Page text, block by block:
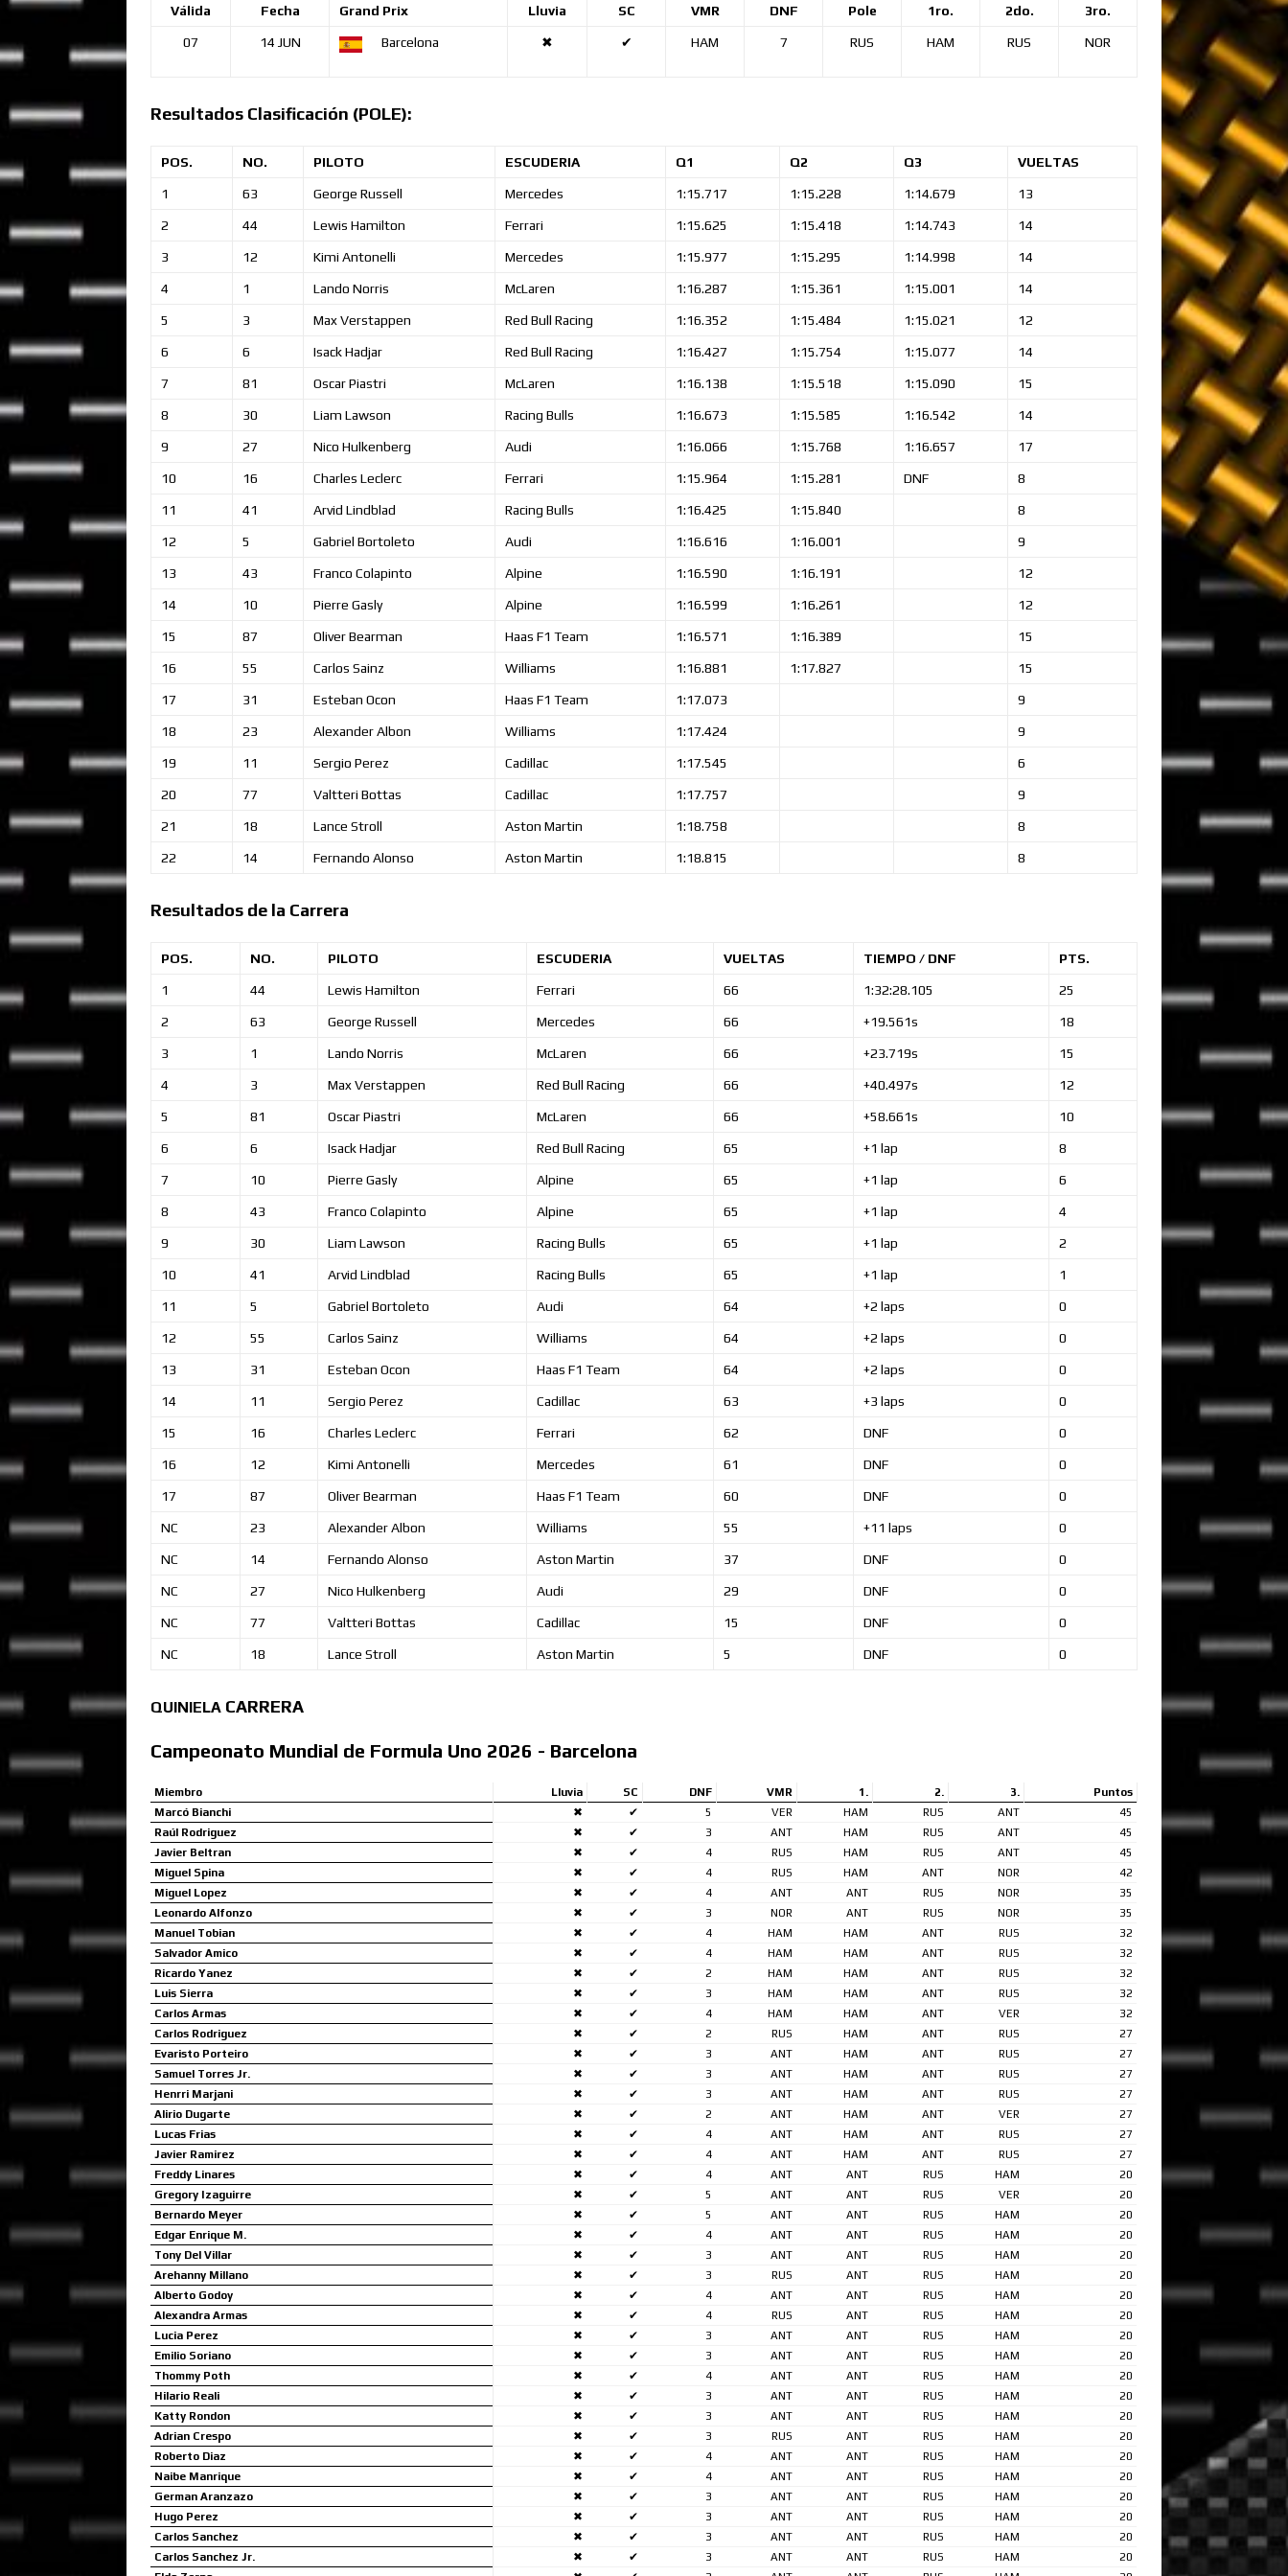
Válida Fecha Grand Prix Lluvia SC VMR DNF Pole 1ro. 2do. 3ro.
07 14 JUN Barcelona ✖ ✔ HAM 7 RUS HAM RUS NOR
Resultados Clasificación (POLE):
POS. NO. PILOTO ESCUDERIA Q1 Q2 Q3 VUELTAS
1 63 George Russell Mercedes 1:15.717 1:15.228 1:14.679 13
2 44 Lewis Hamilton Ferrari 1:15.625 1:15.418 1:14.743 14
3 12 Kimi Antonelli Mercedes 1:15.977 1:15.295 1:14.998 14
4 1 Lando Norris McLaren 1:16.287 1:15.361 1:15.001 14
5 3 MaxVerstappen Red Bull Racing 1:16.352 1:15.484 1:15.021 12
6 6 IsackHadjar Red Bull Racing 1:16.427 1:15.754 1:15.077 14
7 81 OscarPiastri McLaren 1:16.138 1:15.518 1:15.090 15
8 30 Liam Lawson Racing Bulls 1:16.673 1:15.585 1:16.542 14
9 27 Nico Hulkenberg Audi 1:16.066 1:15.768 1:16.657 17
10 16 Charles Leclerc Ferrari 1:15.964 1:15.281 DNF 8
11 41 Arvid Lindblad Racing Bulls 1:16.425 1:15.840 8
12 5 Gabriel Bortoleto Audi 1:16.616 1:16.001 9
13 43 Franco Colapinto Alpine 1:16.590 1:16.191 12
14 10 Pierre Gasly Alpine 1:16.599 1:16.261 12
15 87 OliverBearman Haas F1 Team 1:16.571 1:16.389 15
16 55 Carlos Sainz Williams 1:16.881 1:17.827 15
17 31 Esteban Ocon Haas F1 Team 1:17.073 9
18 23 AlexanderAlbon Williams 1:17.424 9
19 11 Sergio Perez Cadillac 1:17.545 6
20 77 Valtteri Bottas Cadillac 1:17.757 9
21 18 Lance Stroll Aston Martin 1:18.758 8
22 14 Fernando Alonso Aston Martin 1:18.815 8
Resultados de la Carrera
POS. NO. PILOTO ESCUDERIA VUELTAS TIEMPO / DNF PTS.
1 44 Lewis Hamilton Ferrari 66 1:32:28.105 25
2 63 George Russell Mercedes 66 +19.561s 18
3 1 Lando Norris McLaren 66 +23.719s 15
4 3 MaxVerstappen Red Bull Racing 66 +40.497s 12
5 81 OscarPiastri McLaren 66 +58.661s 10
6 6 IsackHadjar Red Bull Racing 65 +1 lap 8
7 10 Pierre Gasly Alpine 65 +1 lap 6
8 43 Franco Colapinto Alpine 65 +1 lap 4
9 30 Liam Lawson Racing Bulls 65 +1 lap 2
10 41 Arvid Lindblad Racing Bulls 65 +1 lap 1
11 5 Gabriel Bortoleto Audi 64 +2 laps 0
12 55 Carlos Sainz Williams 64 +2 laps 0
13 31 Esteban Ocon Haas F1 Team 64 +2 laps 0
14 11 Sergio Perez Cadillac 63 +3 laps 0
15 16 Charles Leclerc Ferrari 62 DNF 0
16 12 Kimi Antonelli Mercedes 61 DNF 0
17 87 OliverBearman Haas F1 Team 60 DNF 0
NC 23 AlexanderAlbon Williams 55 +11 laps 0
NC 14 Fernando Alonso Aston Martin 37 DNF 0
NC 27 Nico Hulkenberg Audi 29 DNF 0
NC 77 Valtteri Bottas Cadillac 15 DNF 0
NC 18 Lance Stroll Aston Martin 5 DNF 0
QUINIELA CARRERA
Campeonato Mundial de Formula Uno 2026 - Barcelona
Miembro Lluvia SC DNF VMR 1. 2. 3.
Puntos
Marcó Bianchi
✖ ✔ 5 VER HAM RUS ANT
45
Raúl Rodriguez
✖ ✔ 3 ANT HAM RUS ANT
45
Javier Beltran
✖ ✔ 4 RUS HAM RUS ANT
45
Miguel Spina
✖ ✔ 4 RUS HAM ANT NOR
42
Miguel Lopez
✖ ✔ 4 ANT ANT RUS NOR
35
Leonardo Alfonzo
✖ ✔ 3 NOR ANT RUS NOR
35
Manuel Tobian
✖ ✔ 4 HAM HAM ANT RUS
32
Salvador Amico
✖ ✔ 4 HAM HAM ANT RUS
32
Ricardo Yanez
✖ ✔ 2 HAM HAM ANT RUS
32
Luis Sierra
✖ ✔ 3 HAM HAM ANT RUS
32
Carlos Armas
✖ ✔ 4 HAM HAM ANT VER
32
Carlos Rodriguez
✖ ✔ 2 RUS HAM ANT RUS
27
Evaristo Porteiro
✖ ✔ 3 ANT HAM ANT RUS
27
Samuel Torres Jr.
✖ ✔ 3 ANT HAM ANT RUS
27
Henrri Marjani
✖ ✔ 3 ANT HAM ANT RUS
27
Alirio Dugarte
✖ ✔ 2 ANT HAM ANT VER
27
Lucas Frias
✖ ✔ 4 ANT HAM ANT RUS
27
Javier Ramirez
✖ ✔ 4 ANT HAM ANT RUS
27
Freddy Linares
✖ ✔ 4 ANT ANT RUS HAM
20
Gregory Izaguirre
✖ ✔ 5 ANT ANT RUS VER
20
Bernardo Meyer
✖ ✔ 5 ANT ANT RUS HAM
20
Edgar Enrique M.
✖ ✔ 4 ANT ANT RUS HAM
20
Tony Del Villar
✖ ✔ 3 ANT ANT RUS HAM
20
Arehanny Millano
✖ ✔ 3 RUS ANT RUS HAM
20
Alberto Godoy
✖ ✔ 4 ANT ANT RUS HAM
20
Alexandra Armas
✖ ✔ 4 RUS ANT RUS HAM
20
Lucia Perez
✖ ✔ 3 ANT ANT RUS HAM
20
Emilio Soriano
✖ ✔ 3 ANT ANT RUS HAM
20
Thommy Poth
✖ ✔ 4 ANT ANT RUS HAM
20
Hilario Reali
✖ ✔ 3 ANT ANT RUS HAM
20
Katty Rondon
✖ ✔ 3 ANT ANT RUS HAM
20
Adrian Crespo
✖ ✔ 3 RUS ANT RUS HAM
20
Roberto Diaz
✖ ✔ 4 ANT ANT RUS HAM
20
Naibe Manrique
✖ ✔ 4 ANT ANT RUS HAM
20
German Aranzazo
✖ ✔ 3 ANT ANT RUS HAM
20
Hugo Perez
✖ ✔ 3 ANT ANT RUS HAM
20
Carlos Sanchez
✖ ✔ 3 ANT ANT RUS HAM
20
Carlos Sanchez Jr.
✖ ✔ 3 ANT ANT RUS HAM
20